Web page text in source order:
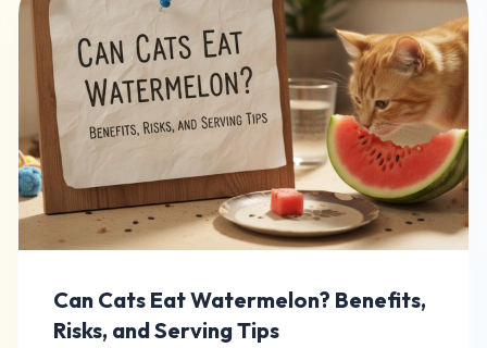
Can Cats Eat Watermelon? Benefits,
Risks, and Serving Tips